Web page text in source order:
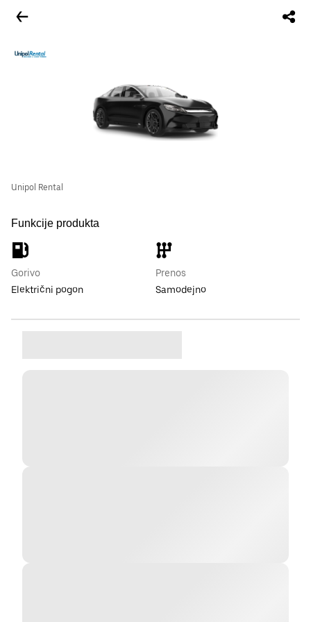
Unipol Rental
Funkcije produkta
Gorivo
Električni pogon
Prenos
Samodejno